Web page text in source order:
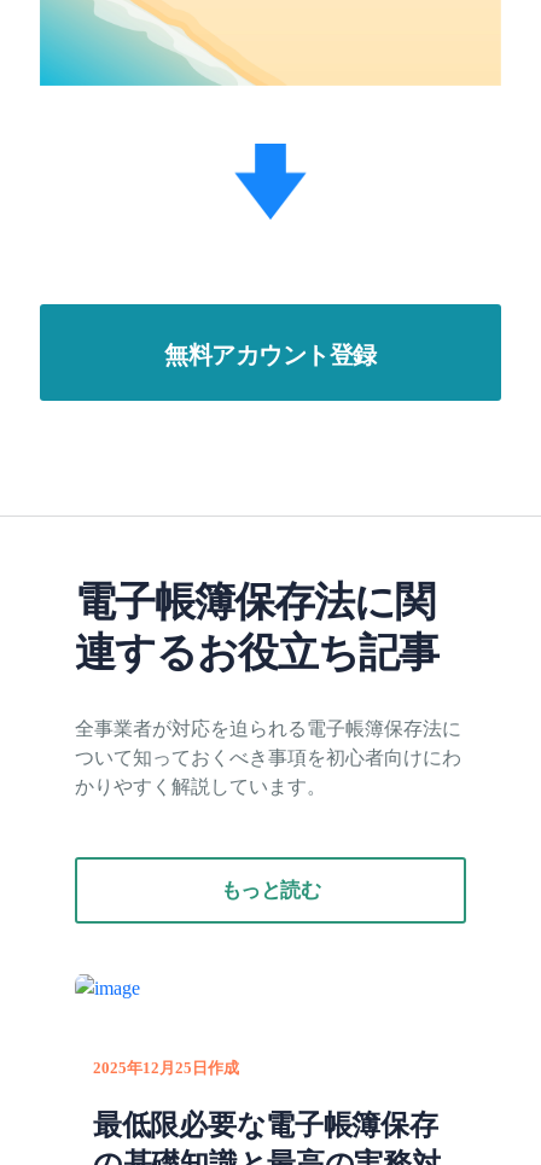
電子帳簿保存法に関
連するお役立ち記事
全事業者が対応を迫られる電子帳簿保存法に
ついて知っておくべき事項を初心者向けにわ
かりやすく解説しています。
もっと読む
2025年12月25日作成
最低限必要な電子帳簿保存